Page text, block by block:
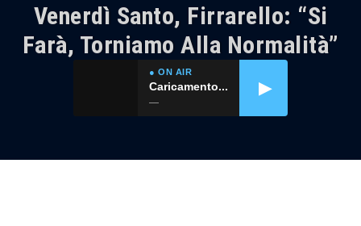
Venerdì Santo, Firrarello: “Si
Farà, Torniamo Alla Normalità”
● ON AIR
Caricamento...
—
▶